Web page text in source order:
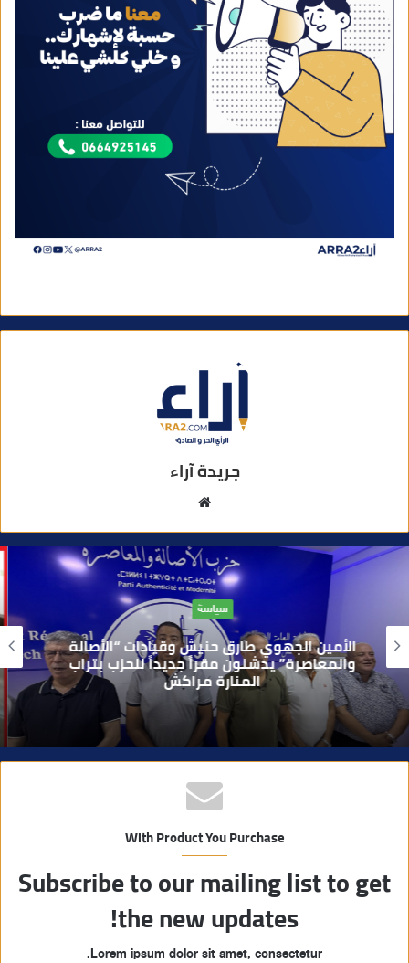
جريدة آراء
ق
ع
ا
ل
و
ي
ب
حوادث
بعد تداول فيديو يوثق العملية.. أمن مراكش
يطيح بقاصر مشتبه في تورطه في سرقة
مسلحة..
With Product You Purchase
Subscribe to our mailing list to get
the new updates!
Lorem ipsum dolor sit amet, consectetur.